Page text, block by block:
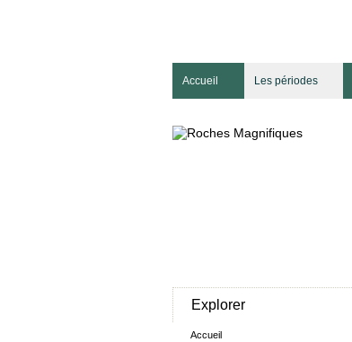
Accueil Les périodes
Explorer
Accueil